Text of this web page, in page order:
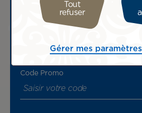
Passagers
Code Promo
Tout
refuser
Gérer mes